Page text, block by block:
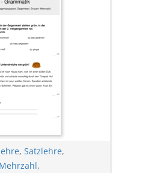
, Satzlehre,
,